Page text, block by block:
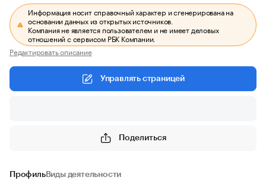
Информация носит справочный характер и сгенерирована на
основании данных из открытых источников.
Компания не является пользователем и не имеет деловых
отношений с сервисом РБК Компании.
Редактировать описание
Управлять страницей
Поделиться
ПрофильВиды деятельности